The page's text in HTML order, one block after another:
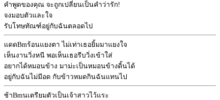
คำพูดของคุณ จะถูกเปลี่ยนเป็นคำว่ารัก!
จงมอบตัวและใจ
รับโทษทัณฑ์อยู่กับฉันตลอดไป
แดดBmร้อนแยงตา ไม่เท่าเธอยิ้มมาแยงใจ
เห็นงานวิ่งหนี พอเห็นเธอรีบวิ่งเข้าใส่
อยากได้หมอนข้าง มาม่ะเป็นหมอนข้างดิ้นได้
อยู่กับฉันไม่มีอด กับข้าวหมดกินฉันแทนไป
ช้าBmนเตรียมตัวเป็นเจ้าสาวไว้แระ